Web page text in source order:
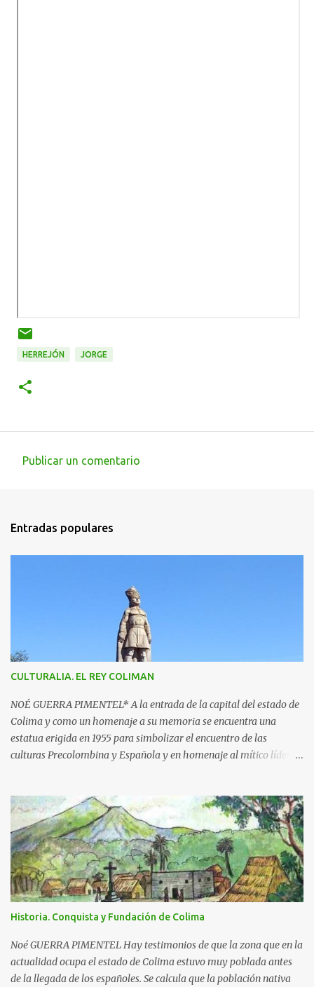
HERREJÓN JORGE
e
n
o
s
Publicar un comentario
Entradas populares
CULTURALIA. EL REY COLIMAN
NOÉ GUERRA PIMENTEL* A la entrada de la capital del estado de
Colima y como un homenaje a su memoria se encuentra una
estatua erigida en 1955 para simbolizar el encuentro de las
culturas Precolombina y Española y en homenaje al mítico líder
de México. El monumento representa a un ideal guerrero en pie,
sobre una base circular de más de 7 metros de alto. La estatua
labrada en piedra tono gris, descansa sobre un pedestal con el
jeroglífico primitivo de "Acolman" y la inscripción: Rey de
Coliman. En la base semicircular el escultor plasmó en
bajorrelieve enmarcado por una greca, escenas de la posible vida
cotidiana de la época, como el encuentro de dos culturas; hay
además dos inscripciones en forma de pergamino que dicen: "Más
fuerte que la historia, tu leyenda es a la vez destino y privilegio" y
"Colima exalta aquí las virtudes de...
Historia. Conquista y Fundación de Colima
Noé GUERRA PIMENTEL Hay testimonios de que la zona que en la
actualidad ocupa el estado de Colima estuvo muy poblada antes
de la llegada de los españoles. Se calcula que la población nativa